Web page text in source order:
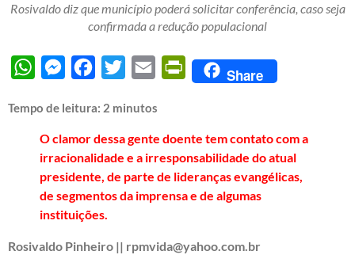
Rosivaldo diz que município poderá solicitar conferência, caso seja
confirmada a redução populacional
WhatsAppMessengerFacebook
Twitter Email PrintFriendly
Share
Tempo de leitura: 2 minutos
O clamor dessa gente doente tem contato com a
irracionalidade e a irresponsabilidade do atual
presidente, de parte de lideranças evangélicas,
de segmentos da imprensa e de algumas
instituições.
Rosivaldo Pinheiro || rpmvida@yahoo.com.br